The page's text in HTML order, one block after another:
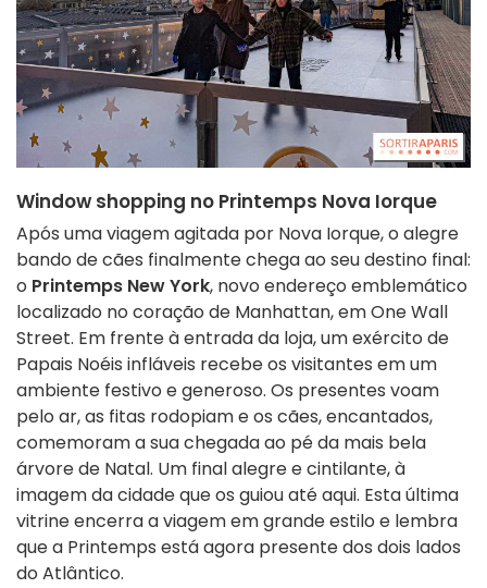
Window shopping no Printemps Nova Iorque
Após uma viagem agitada por Nova Iorque, o alegre
bando de cães finalmente chega ao seu destino final:
o Printemps New York, novo endereço emblemático
localizado no coração de Manhattan, em One Wall
Street. Em frente à entrada da loja, um exército de
Papais Noéis infláveis recebe os visitantes em um
ambiente festivo e generoso. Os presentes voam
pelo ar, as fitas rodopiam e os cães, encantados,
comemoram a sua chegada ao pé da mais bela
árvore de Natal. Um final alegre e cintilante, à
imagem da cidade que os guiou até aqui. Esta última
vitrine encerra a viagem em grande estilo e lembra
que a Printemps está agora presente dos dois lados
do Atlântico.